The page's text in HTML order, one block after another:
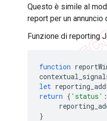
Questo è simile al
report per un annuncio
Funzione di reporting
function
let
return { 'status' :
}